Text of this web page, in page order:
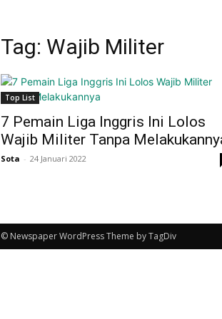
Tag: Wajib Militer
Top List
7 Pemain Liga Inggris Ini Lolos
Wajib Militer Tanpa
Sota - 24 Januari 2022
© Newspaper WordPress Theme by TagDiv